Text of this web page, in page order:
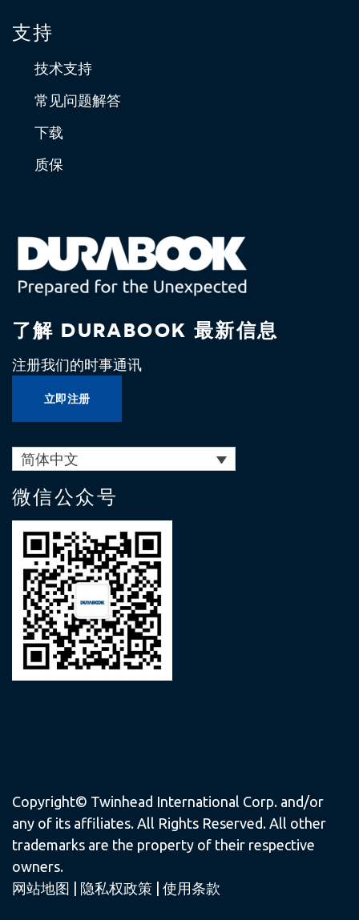
支持
技术支持
常见问题解答
下载
质保
了解 DURABOOK 最新信息
注册我们的时事通讯
立即注册
简体中文
微信公众号
Copyright© Twinhead International Corp. and/or
any of its affiliates. All Rights Reserved. All other
trademarks are the property of their respective
owners.
网站地图
隐私权政策 使用条款